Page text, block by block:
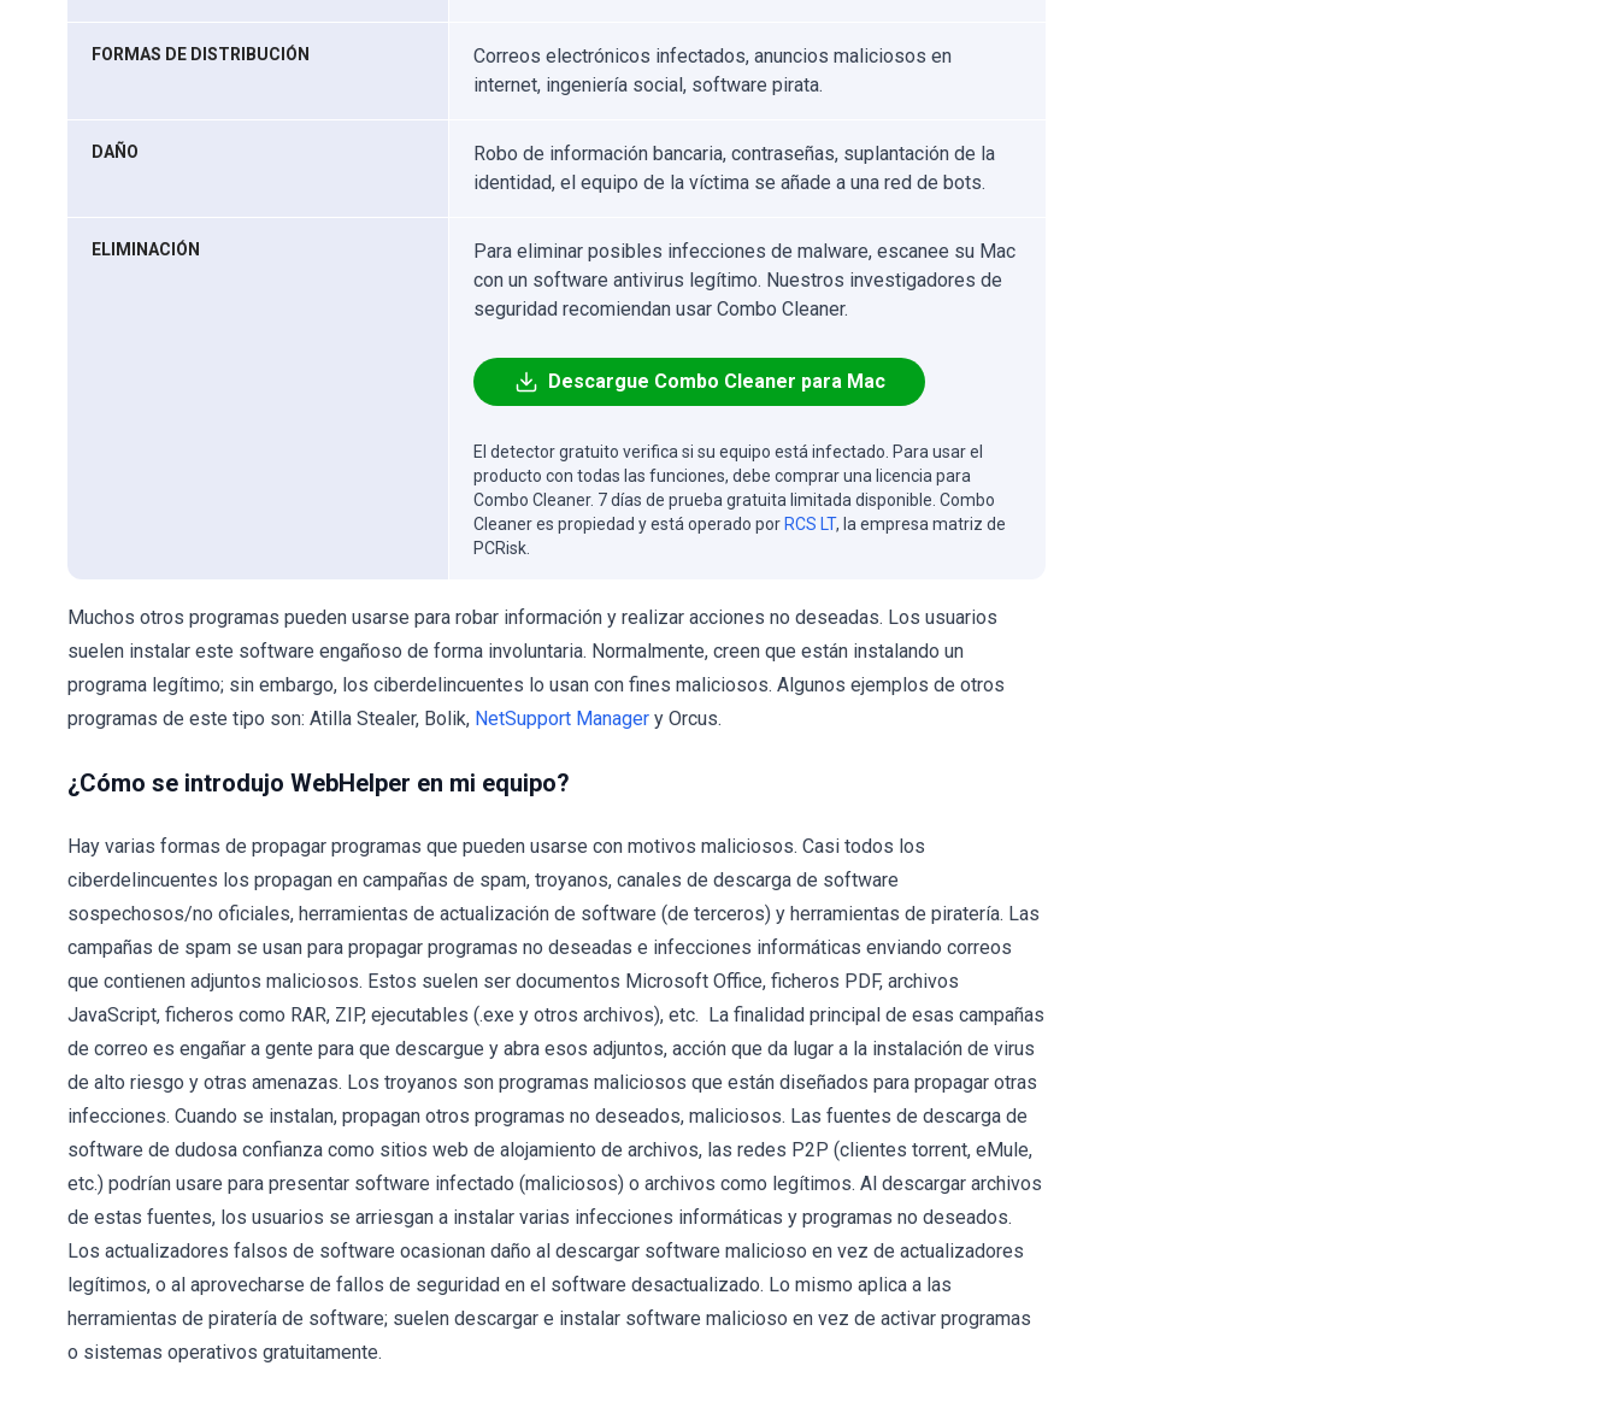
FORMAS DE DISTRIBUCIÓN
Correos electrónicos infectados, anuncios maliciosos en
internet, ingeniería social, software pirata.
DAÑO
Robo de información bancaria, contraseñas, suplantación de la
identidad, el equipo de la víctima se añade a una red de bots.
ELIMINACIÓN
Para eliminar posibles infecciones de malware, escanee su Mac
con un software antivirus legítimo. Nuestros investigadores de
seguridad recomiendan usar Combo Cleaner.
Descargue Combo Cleaner para Mac
El detector gratuito verifica si su equipo está infectado. Para usar el
producto con todas las funciones, debe comprar una licencia para
Combo Cleaner. 7 días de prueba gratuita limitada disponible. Combo
Cleaner es propiedad y está operado por RCS LT, la empresa matriz de
PCRisk.
Muchos otros programas pueden usarse para robar información y realizar acciones no deseadas. Los usuarios
suelen instalar este software engañoso de forma involuntaria. Normalmente, creen que están instalando un
programa legítimo; sin embargo, los ciberdelincuentes lo usan con fines maliciosos. Algunos ejemplos de otros
programas de este tipo son: Atilla Stealer, Bolik, NetSupport Manager y Orcus.
¿Cómo se introdujo WebHelper en mi equipo?
Hay varias formas de propagar programas que pueden usarse con motivos maliciosos. Casi todos los
ciberdelincuentes los propagan en campañas de spam, troyanos, canales de descarga de software
sospechosos/no oficiales, herramientas de actualización de software (de terceros) y herramientas de piratería. Las
campañas de spam se usan para propagar programas no deseadas e infecciones informáticas enviando correos
que contienen adjuntos maliciosos. Estos suelen ser documentos Microsoft Office, ficheros PDF, archivos
JavaScript, ficheros como RAR, ZIP, ejecutables (.exe y otros archivos), etc. La finalidad principal de esas campañas
de correo es engañar a gente para que descargue y abra esos adjuntos, acción que da lugar a la instalación de virus
de alto riesgo y otras amenazas. Los troyanos son programas maliciosos que están diseñados para propagar otras
infecciones. Cuando se instalan, propagan otros programas no deseados, maliciosos. Las fuentes de descarga de
software de dudosa confianza como sitios web de alojamiento de archivos, las redes P2P (clientes torrent, eMule,
etc.) podrían usare para presentar software infectado (maliciosos) o archivos como legítimos. Al descargar archivos
de estas fuentes, los usuarios se arriesgan a instalar varias infecciones informáticas y programas no deseados.
Los actualizadores falsos de software ocasionan daño al descargar software malicioso en vez de actualizadores
legítimos, o al aprovecharse de fallos de seguridad en el software desactualizado. Lo mismo aplica a las
herramientas de piratería de software; suelen descargar e instalar software malicioso en vez de activar programas
o sistemas operativos gratuitamente.